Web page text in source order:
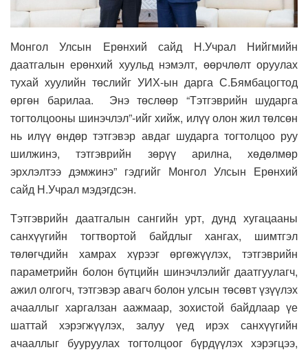
Монгол Улсын Ерөнхий сайд Н.Учрал Нийгмийн
даатгалын ерөнхий хуульд нэмэлт, өөрчлөлт оруулах
тухай хуулийн төслийг УИХ-ын дарга С.Бямбацогтод
өргөн барилаа. Энэ төслөөр “Тэтгэврийн шударга
тогтолцооны шинэчлэл”-ийг хийж, илүү олон жил төлсөн
нь илүү өндөр тэтгэвэр авдаг шударга тогтолцоо руу
шилжинэ, тэтгэврийн зөрүү арилна, хөдөлмөр
эрхлэлтээ дэмжинэ” гэдгийг Монгол Улсын Ерөнхий
сайд Н.Учрал мэдэгдсэн.
Тэтгэврийн даатгалын сангийн урт, дунд хугацааны
санхүүгийн тогтвортой байдлыг хангах, шимтгэл
төлөгчдийн хамрах хүрээг өргөжүүлэх, тэтгэврийн
параметрийн болон бүтцийн шинэчлэлийг даатгуулагч,
ажил олгогч, тэтгэвэр авагч болон улсын төсөвт үзүүлэх
ачааллыг харгалзан аажмаар, зохистой байдлаар үе
шаттай хэрэгжүүлэх, залуу үед ирэх санхүүгийн
ачааллыг бууруулах тогтолцоог бүрдүүлэх хэрэгцээ,